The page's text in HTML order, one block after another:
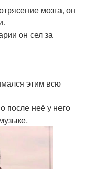
мозга, он
он сел за
этим всю
после неё у него